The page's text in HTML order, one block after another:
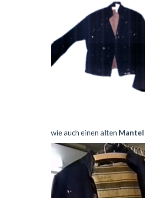
wie auch einen alten Mantel